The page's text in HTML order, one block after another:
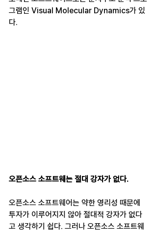
그램인 Visual Molecular Dynamics가 있
다.
오픈소스 소프트웨는 절대 강자가 없다.
오픈소스 소프트웨어는 약한 영리성 때문에
투자가 이루어지지 않아 절대적 강자가 없다
고 생각하기 쉽다. 그러나 오픈소스 소프트웨